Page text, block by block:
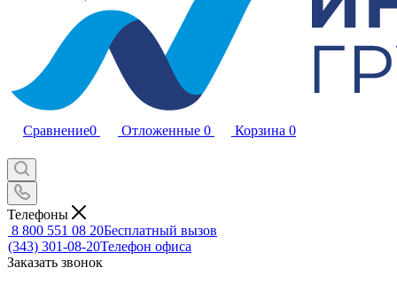
Сравнение0 Отложенные 0 Корзина 0
Телефоны
8 800 551 08 20Бесплатный вызов
(343) 301-08-20Телефон офиса
Заказать звонок